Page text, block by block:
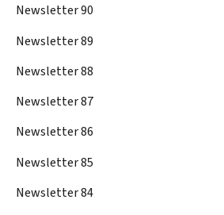
Newsletter 90
Newsletter 89
Newsletter 88
Newsletter 87
Newsletter 86
Newsletter 85
Newsletter 84